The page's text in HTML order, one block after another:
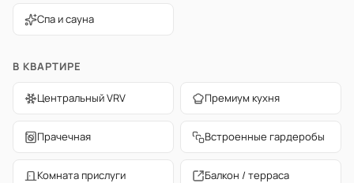
Спа и сауна
В КВАРТИРЕ
Центральный VRV Премиум кухня
Прачечная Встроенные гардеробы
Комната прислуги Балкон / терраса